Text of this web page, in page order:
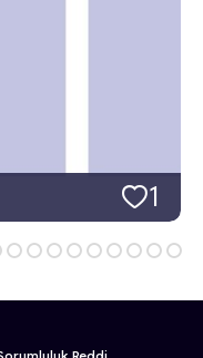
1